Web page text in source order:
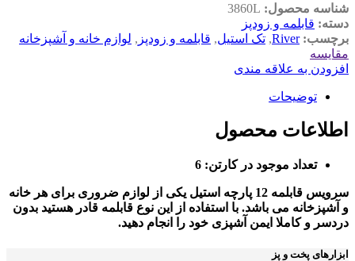
شناسه محصول: 3860L
دسته: قابلمه و زودپز
برچسب: River
, تک استیل, قابلمه و زودپز , لوازم خانه و آشپزخانه
مقایسه
افزودن به علاقه مندی
توضیحات
اطلاعات محصول
تعداد موجود در کارتن: 6
سرویس قابلمه 12 پارچه استیل یکی از لوازم ضروری برای هر خانه
و آشپزخانه می باشد. با استفاده از این نوع قابلمه قادر هستید بدون
دردسر و کاملا ایمن آشپزی خود را انجام دهید.
ابزارهای پخت و پز